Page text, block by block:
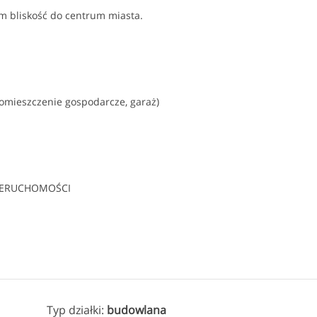
bliskość do centrum miasta.
gospodarcze, garaż)
Typ działki: budowlana